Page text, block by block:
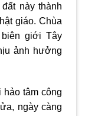
này thành
giáo. Chùa
giới Tây
ảnh hưởng
tâm công
ngày càng